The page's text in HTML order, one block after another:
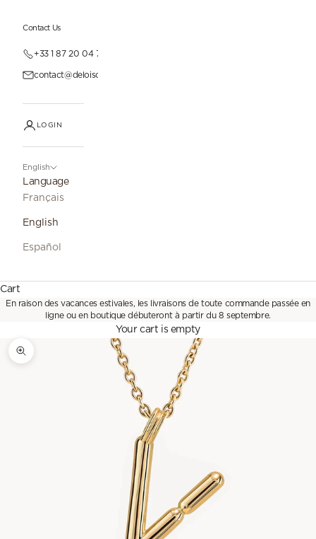
Contact Us
+33 1 87 20 04 77
contact@deloisonparis.com
LOGIN
English
Language
Français
English
Español
Cart
En raison des vacances estivales, les livraisons de toute commande passée en
ligne ou en boutique débuteront à partir du 8 septembre.
Your cart is empty
Zoom picture